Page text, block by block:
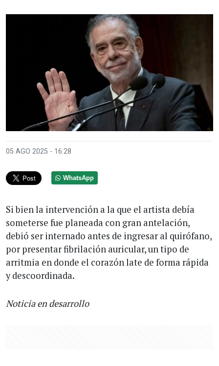
05 AGO 2025 - 16:28
WhatsApp
Si bien la intervención a la que el artista debía
someterse fue planeada con gran antelación,
debió ser internado antes de ingresar al quirófano,
por presentar fibrilación auricular, un tipo de
arritmia en donde el corazón late de forma rápida
y descoordinada.
Noticia en desarrollo